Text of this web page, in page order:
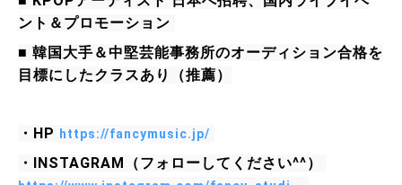
ント＆プロモーション
■ 韓国大手＆中堅芸能事務所のオーディション合格を
目標にしたクラスあり（推薦）
・HP https://fancymusic.jp/
・INSTAGRAM（フォローしてください^^）